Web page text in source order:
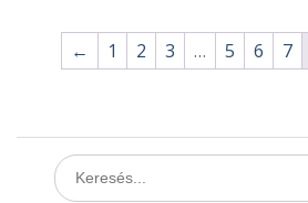
← 1 2 3 … 5 6 7
Search
for: